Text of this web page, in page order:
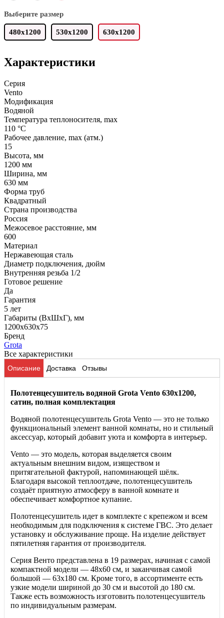
Выберите размер
480х1200 530х1200 630х1200
Характеристики
Серия
Vento
Модификация
Водяной
Температура теплоносителя, max
110 °C
Рабочее давление, max (атм.)
15
Высота, мм
1200 мм
Ширина, мм
630 мм
Форма труб
Квадратный
Страна производства
Россия
Межосевое расстояние, мм
600
Материал
Нержавеющая сталь
Диаметр подключения, дюйм
Внутренняя резьба 1/2
Готовое решение
Да
Гарантия
5 лет
Габариты (ВхШхГ), мм
1200x630x75
Бренд
Grota
Все характеристики
Описание Доставка Отзывы
Полотенцесушитель водяной Grota Vento 630х1200,
сатин, полная комплектация
Водяной полотенцесушитель Grota Vento — это не только
функциональный элемент ванной комнаты, но и стильный
аксессуар, который добавит уюта и комфорта в интерьер.
Vento — это модель, которая выделяется своим
актуальным внешним видом, изяществом и
притягательной фактурой, напоминающей шёлк.
Благодаря высокой теплоотдаче, полотенцесушитель
создаёт приятную атмосферу в ванной комнате и
обеспечивает комфортное купание.
Полотенцесушитель идет в комплекте с крепежом и всем
необходимым для подключения к системе ГВС. Это делает
установку и обслуживание проще. На изделие действует
пятилетняя гарантия от производителя.
Серия Венто представлена в 19 размерах, начиная с самой
компактной модели — 48х60 см, и заканчивая самой
большой — 63х180 см. Кроме того, в ассортименте есть
узкие модели шириной до 30 см и высотой до 180 см.
Также есть возможность изготовить полотенцесушитель
по индивидуальным размерам.